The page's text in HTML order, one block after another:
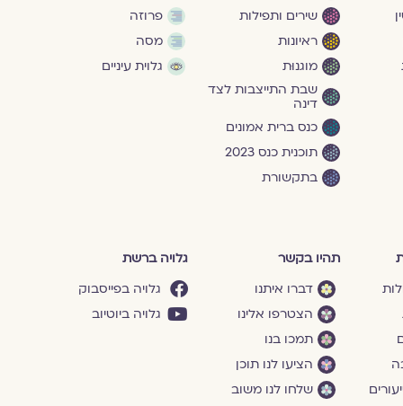
שירים ותפילות
ראיונות
מוגנוּת
שבת התייצבות לצד
דינה
כנס ברית אמונים
תוכנית כנס 2023
בתקשורת
פרוזה
מסה
גלוית עיניים
תהיו בקשר
דברו איתנו
הצטרפו אלינו
תמכו בנו
הציעו לנו תוכן
שלחו לנו משוב
גלויה ברשת
גלויה בפייסבוק
גלויה ביוטיוב